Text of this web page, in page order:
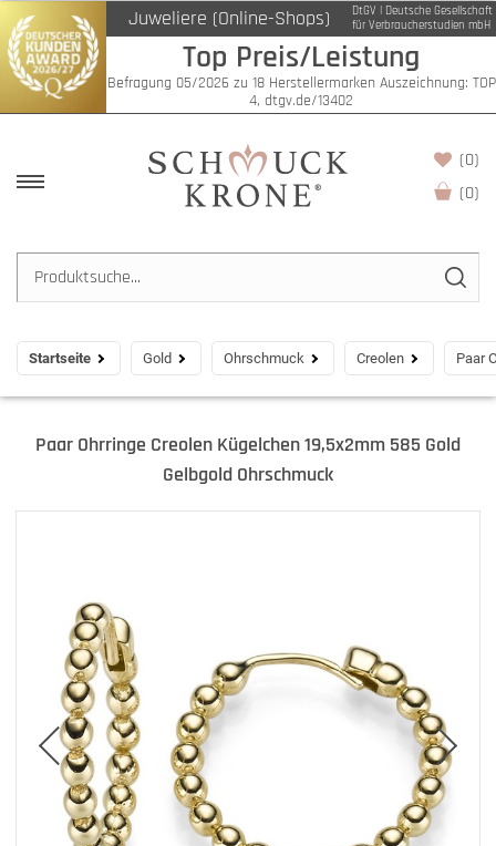
Juweliere (Online-Shops)
DtGV | Deutsche Gesellschaft
für Verbraucherstudien mbH
Top Preis/Leistung
Befragung 05/2026 zu 18 Herstellermarken Auszeichnung: TOP
4, dtgv.de/13402
(0)
(0)
Startseite Gold Ohrschmuck Creolen Paar
Paar Ohrringe Creolen Kügelchen 19,5x2mm 585 Gold
Gelbgold Ohrschmuck